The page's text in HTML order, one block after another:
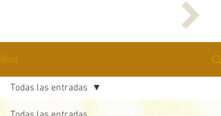
Blog
Todas las entradas